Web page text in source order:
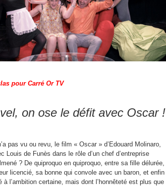
pour Carré Or TV
on ose le défit avec Oscar !
pas vu ou revu, le film « Oscar » d’Edouard Molinaro,
Louis de Funès dans le rôle d’un chef d’entreprise
? De quiproquo en quiproquo, entre sa fille délurée,
licencié, sa bonne qui convole avec un baron, et enfin
à l’ambition certaine, mais dont l’honnêteté est plus que